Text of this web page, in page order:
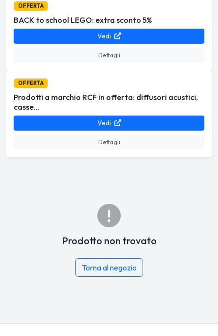
OFFERTA
BACK to school LEGO: extra sconto 5%
Vedi
Dettagli
OFFERTA
Prodotti a marchio RCF in offerta: diffusori acustici,
casse...
Vedi
Dettagli
Prodotto non trovato
Torna al negozio